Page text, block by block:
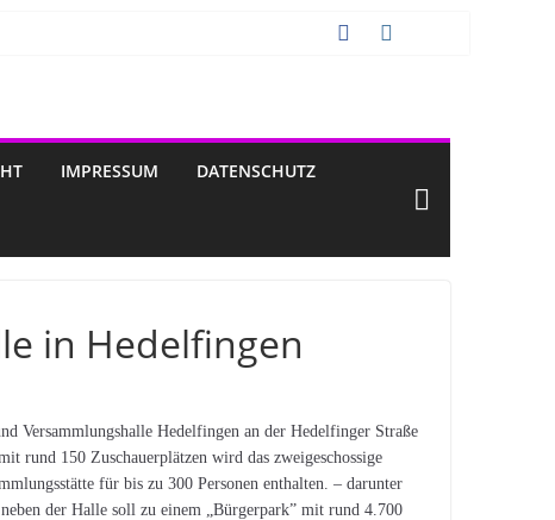
IMPRESSUM DATENSCHUTZ
in Hedelfingen
Versammlungshalle Hedelfingen an der Hedelfinger Straße
rund 150 Zuschauerplätzen wird das zweigeschossige
für bis zu 300 Personen enthalten. – darunter
der Halle soll zu einem „Bürgerpark” mit rund 4.700